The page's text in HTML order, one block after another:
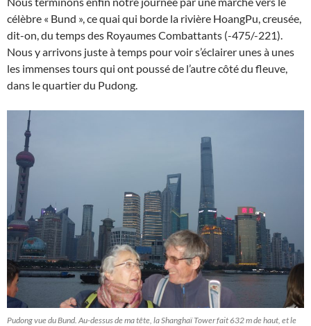
célèbre « Bund », ce quai qui borde la rivière HoangPu, creusée,
dit-on, du temps des Royaumes Combattants (-475/-221).
Nous y arrivons juste à temps pour voir s’éclairer unes à unes
les immenses tours qui ont poussé de l’autre côté du fleuve,
dans le quartier du Pudong.
Pudong vue du Bund. Au-dessus de ma tête, la Shanghaï Tower fait 632 m de haut, et le